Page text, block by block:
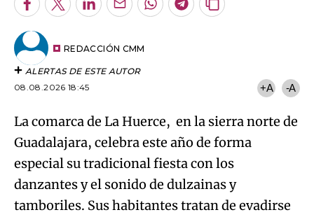
Facebook
TwitterLinkedInEnviarWhatsapp
Telegram
Copiar
REDACCIÓN CMM
ALERTAS DE ESTE AUTOR
08.08.2026 18:45
+A -A
La comarca de La Huerce, en la sierra norte de
Guadalajara, celebra este año de forma
especial su tradicional fiesta con los
danzantes y el sonido de dulzainas y
tamboriles. Sus habitantes tratan de evadirse